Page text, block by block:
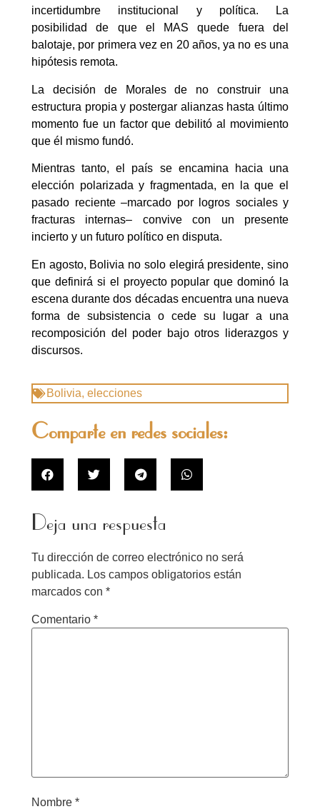
incertidumbre institucional y política. La
posibilidad de que el MAS quede fuera del
balotaje, por primera vez en 20 años, ya no es una
hipótesis remota.
La decisión de Morales de no construir una
estructura propia y postergar alianzas hasta último
momento fue un factor que debilitó al movimiento
que él mismo fundó.
Mientras tanto, el país se encamina hacia una
elección polarizada y fragmentada, en la que el
pasado reciente –marcado por logros sociales y
fracturas internas– convive con un presente
incierto y un futuro político en disputa.
En agosto, Bolivia no solo elegirá presidente, sino
que definirá si el proyecto popular que dominó la
escena durante dos décadas encuentra una nueva
forma de subsistencia o cede su lugar a una
recomposición del poder bajo otros liderazgos y
discursos.
Bolivia, elecciones
Comparte en redes sociales:
Deja una respuesta
Tu dirección de correo electrónico no será
publicada. Los campos obligatorios están
marcados con *
Comentario *
Nombre *